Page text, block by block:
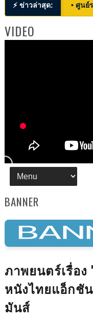
⚡ ข่าวล่าสุด: • ศูนย์
VIDEO
BANNER
ภาพยนตร์เรื่อง "
หนังไทยแอ็กชั
มันส์